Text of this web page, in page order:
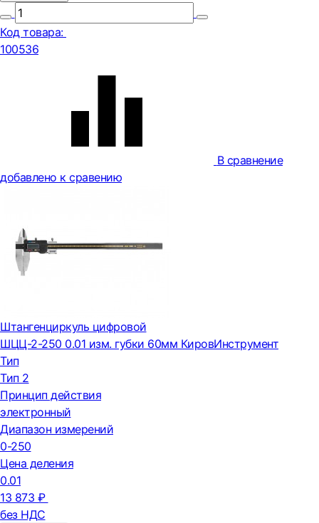
Код товара:
100536
В сравнение
добавлено к сравению
Штангенциркуль цифровой
ШЦЦ-2-250 0.01 изм. губки 60мм КировИнструмент
Тип
Тип 2
Принцип действия
электронный
Диапазон измерений
0-250
Цена деления
0.01
13 873 ₽
без НДС